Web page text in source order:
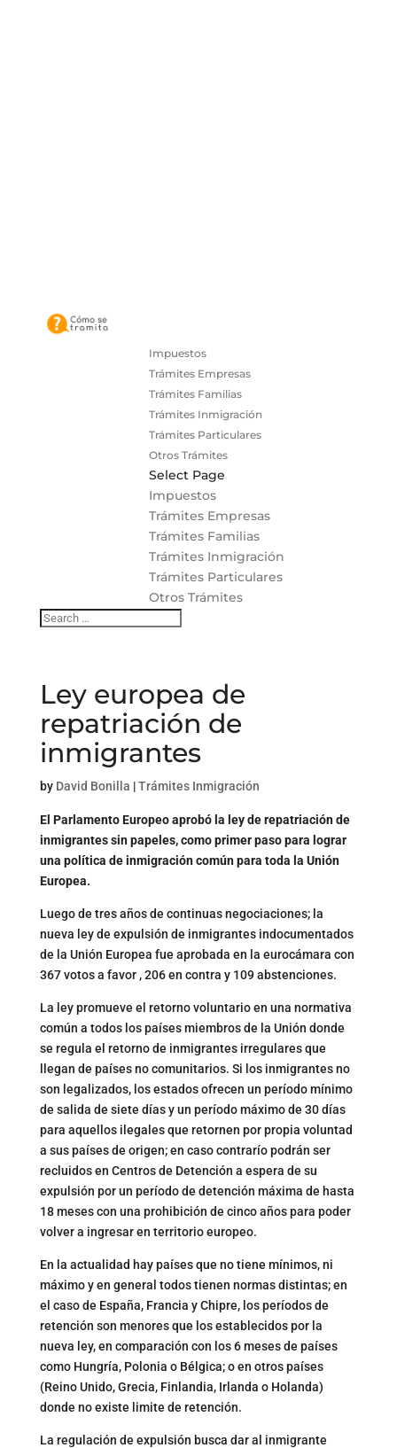
Impuestos
Trámites Empresas
Trámites Familias
Trámites Inmigración
Trámites Particulares
Otros Trámites
Select Page
Impuestos
Trámites Empresas
Trámites Familias
Trámites Inmigración
Trámites Particulares
Otros Trámites
Ley europea de
repatriación de
inmigrantes
by David Bonilla |Trámites Inmigración
El Parlamento Europeo aprobó la ley de repatriación de
inmigrantes sin papeles, como primer paso para lograr
una política de inmigración común para toda la Unión
Europea.
Luego de tres años de continuas negociaciones; la
nueva ley de expulsión de inmigrantes indocumentados
de la Unión Europea fue aprobada en la eurocámara con
367 votos a favor , 206 en contra y 109 abstenciones.
La ley promueve el retorno voluntario en una normativa
común a todos los países miembros de la Unión donde
se regula el retorno de inmigrantes irregulares que
llegan de países no comunitarios. Si los inmigrantes no
son legalizados, los estados ofrecen un período mínimo
de salida de siete días y un período máximo de 30 días
para aquellos ilegales que retornen por propia voluntad
a sus países de origen; en caso contrarío podrán ser
recluidos en Centros de Detención a espera de su
expulsión por un período de detención máxima de hasta
18 meses con una prohibición de cinco años para poder
volver a ingresar en territorio europeo.
En la actualidad hay países que no tiene mínimos, ni
máximo y en general todos tienen normas distintas; en
el caso de España, Francia y Chipre, los períodos de
retención son menores que los establecidos por la
nueva ley, en comparación con los 6 meses de países
como Hungría, Polonia o Bélgica; o en otros países
(Reino Unido, Grecia, Finlandia, Irlanda o Holanda)
donde no existe limite de retención.
La regulación de expulsión busca dar al inmigrante